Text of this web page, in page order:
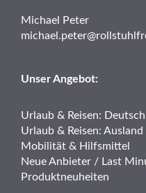
Michael Peter
Unser Angebot:
Urlaub & Reisen:
Urlaub & Reisen: Ausland
Mobilität & Hilfsmittel
Neue Anbieter / Last
Produktneuheiten